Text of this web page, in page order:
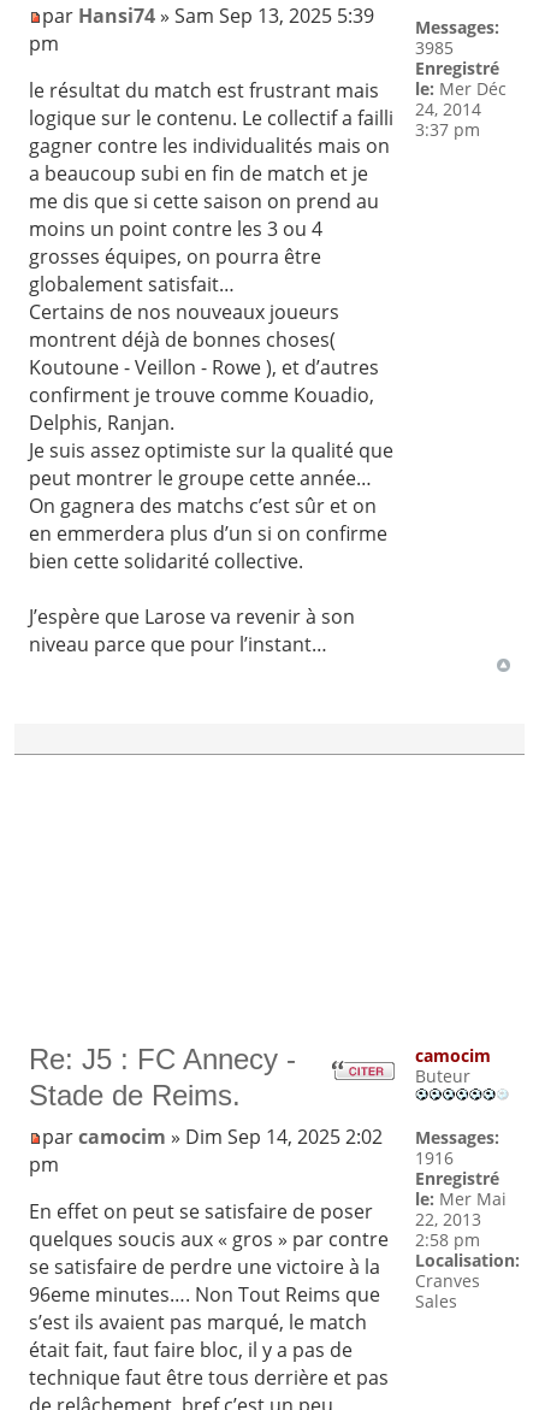
par Hansi74» Sam Sep 13, 2025 5:39
pm
le résultat du match est frustrant mais
logique sur le contenu. Le collectif a failli
gagner contre les individualités mais on
a beaucoup subi en fin de match et je
me dis que si cette saison on prend au
moins un point contre les 3 ou 4
grosses équipes, on pourra être
globalement satisfait…
Certains de nos nouveaux joueurs
montrent déjà de bonnes choses(
Koutoune - Veillon - Rowe ), et d’autres
confirment je trouve comme Kouadio,
Delphis, Ranjan.
Je suis assez optimiste sur la qualité que
peut montrer le groupe cette année…
On gagnera des matchs c’est sûr et on
en emmerdera plus d’un si on confirme
bien cette solidarité collective.
J’espère que Larose va revenir à son
niveau parce que pour l’instant…
Messages:
3985
Enregistré
le: Mer Déc
24, 2014
3:37 pm
Re: J5 : FC Annecy -
Stade de Reims.
parcamocim » Dim Sep 14, 2025 2:02
pm
En effet on peut se satisfaire de poser
quelques soucis aux « gros » par contre
se satisfaire de perdre une victoire à la
96eme minutes…. Non Tout Reims que
s’est ils avaient pas marqué, le match
était fait, faut faire bloc, il y a pas de
technique faut être tous derrière et pas
camocim
Buteur
Messages:
1916
Enregistré
le: Mer Mai
22, 2013
2:58 pm
Localisation:
Cranves
Sales